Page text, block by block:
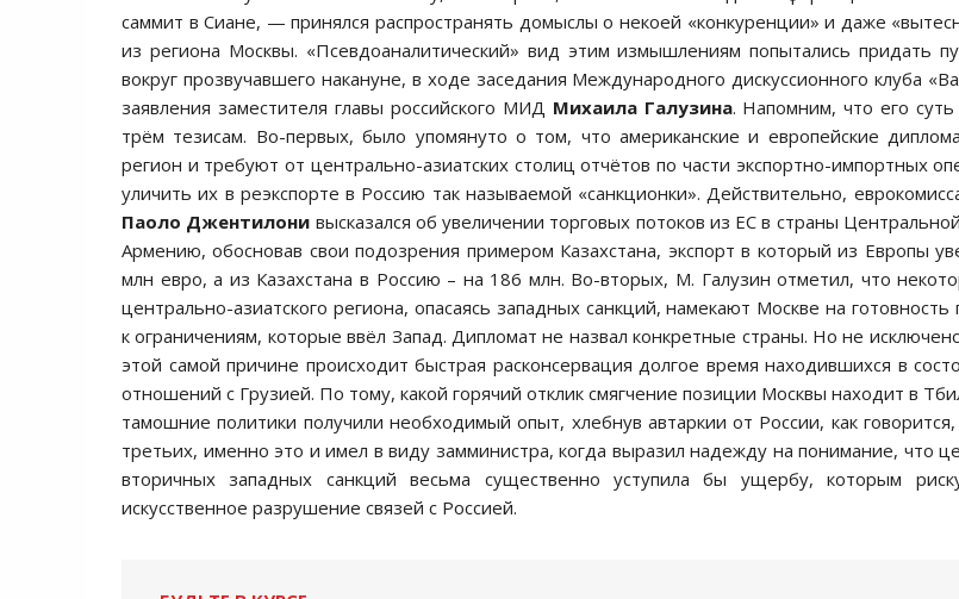
саммит в Сиане, — принялся распространять домыслы о некоей «конкуренции» и даже
из региона Москвы. «Псевдоаналитический» вид этим измышлениям попытались придать
вокруг прозвучавшего накануне, в ходе заседания Международного дискуссионного клуба
заявления заместителя главы российского МИД Михаила Галузина. Напомним, что его
трём тезисам. Во-первых, было упомянуто о том, что американские и европейские
регион и требуют от центрально-азиатских столиц отчётов по части экспортно-импортных
уличить их в реэкспорте в Россию так называемой «санкционки». Действительно,
Паоло Джентилони высказался об увеличении торговых потоков из ЕС в страны
Армению, обосновав свои подозрения примером Казахстана, экспорт в который из Европы
млн евро, а из Казахстана в Россию – на 186 млн. Во-вторых, М. Галузин отметил, что
центрально-азиатского региона, опасаясь западных санкций, намекают Москве на готовность
к ограничениям, которые ввёл Запад. Дипломат не назвал конкретные страны. Но не
этой самой причине происходит быстрая расконсервация долгое время находившихся в
отношений с Грузией. По тому, какой горячий отклик смягчение позиции Москвы находит в
тамошние политики получили необходимый опыт, хлебнув автаркии от России, как
третьих, именно это и имел в виду замминистра, когда выразил надежду на понимание, что
вторичных западных санкций весьма существенно уступила бы ущербу, которым
искусственное разрушение связей с Россией.